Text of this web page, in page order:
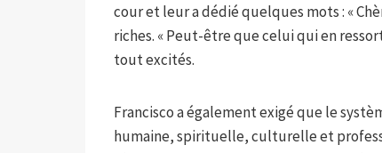
cour et leur a dédié quelques mots : «
riches. « Peut-être que celui qui en
tout excités.
Francisco a également exigé que le
humaine, spirituelle, culturelle et